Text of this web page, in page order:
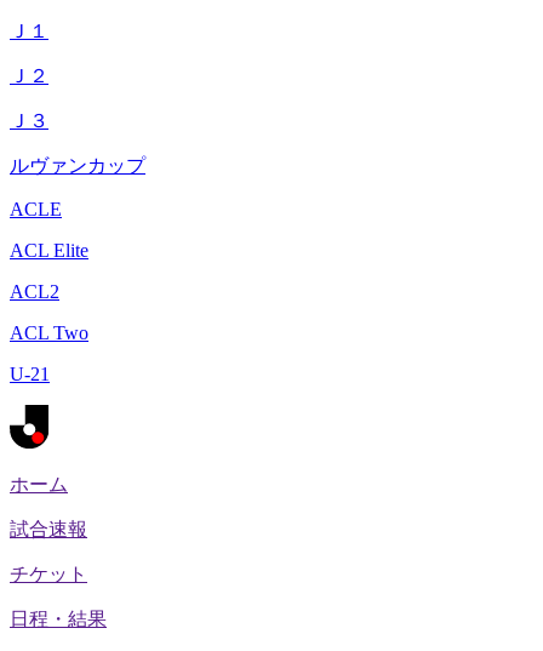
Ｊ１
Ｊ２
Ｊ３
ルヴァンカップ
ACLE
ACL Elite
ACL2
ACL Two
U-21
ホーム
試合速報
チケット
日程・結果